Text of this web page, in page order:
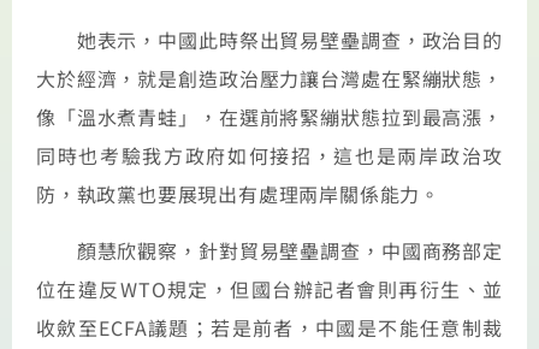
她表示，中國此時祭出貿易壁壘調查，政治目的
大於經濟，就是創造政治壓力讓台灣處在緊繃狀態，
像「溫水煮青蛙」，在選前將緊繃狀態拉到最高漲，
同時也考驗我方政府如何接招，這也是兩岸政治攻
防，執政黨也要展現出有處理兩岸關係能力。
顏慧欣觀察，針對貿易壁壘調查，中國商務部定
位在違反WTO規定，但國台辦記者會則再衍生、並
收歛至ECFA議題；若是前者，中國是不能任意制裁